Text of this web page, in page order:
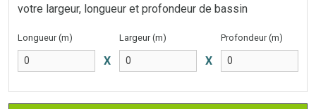
votre largeur, longueur et profondeur de bassin
Longueur (m)
X
Largeur (m)
X
Profondeur (m)